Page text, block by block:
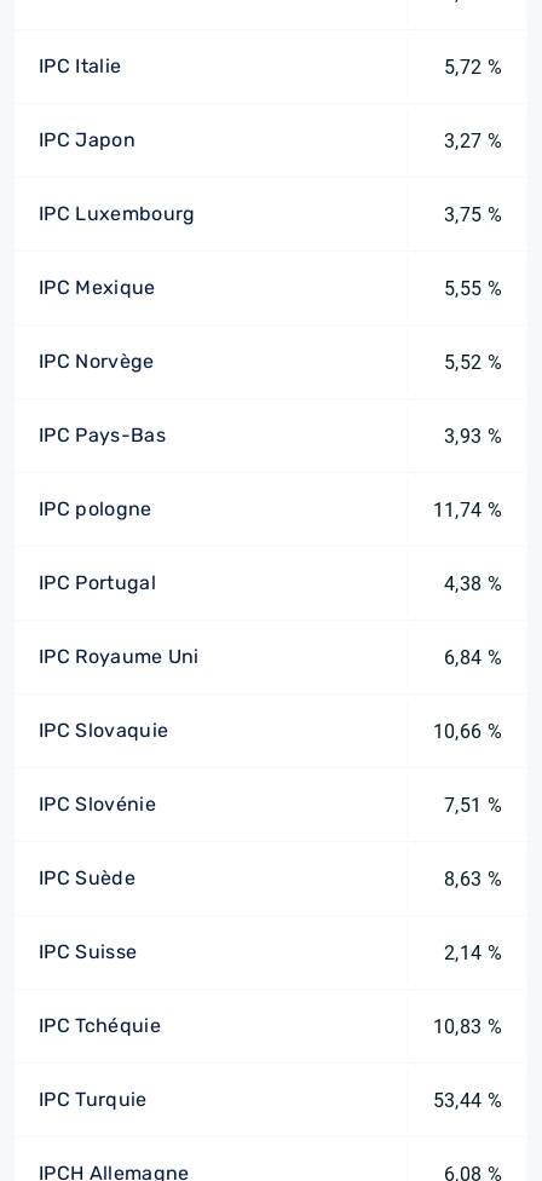
IPC Italie 5,72 %
IPC Japon 3,27 %
IPC Luxembourg 3,75 %
IPC Mexique 5,55 %
IPC Norvège 5,52 %
IPC Pays-Bas 3,93 %
IPC pologne 11,74 %
IPC Portugal 4,38 %
IPC Royaume Uni 6,84 %
IPC Slovaquie 10,66 %
IPC Slovénie 7,51 %
IPC Suède 8,63 %
IPC Suisse 2,14 %
IPC Tchéquie 10,83 %
IPC Turquie 53,44 %
IPCH Allemagne 6,08 %